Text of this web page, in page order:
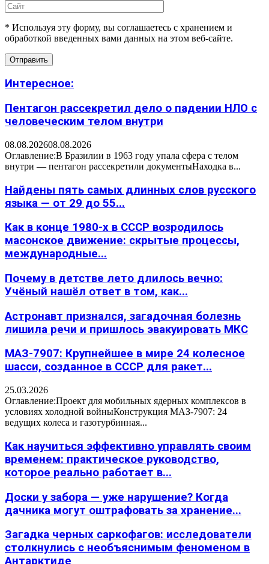
* Используя эту форму, вы соглашаетесь с хранением и
обработкой введенных вами данных на этом веб-сайте.
Интересное:
Пентагон рассекретил дело о падении НЛО с
человеческим телом внутри
08.08.202608.08.2026
Оглавление:В Бразилии в 1963 году упала сфера с телом
внутри — пентагон рассекретили документыНаходка в...
Найдены пять самых длинных слов русского
языка — от 29 до 55...
Как в конце 1980-х в СССР возродилось
масонское движение: скрытые процессы,
международные...
Почему в детстве лето длилось вечно:
Учёный нашёл ответ в том, как...
Астронавт признался, загадочная болезнь
лишила речи и пришлось эвакуировать МКС
МАЗ-7907: Крупнейшее в мире 24 колесное
шасси, созданное в СССР для ракет...
25.03.2026
Оглавление:Проект для мобильных ядерных комплексов в
условиях холодной войныКонструкция МАЗ-7907: 24
ведущих колеса и газотурбинная...
Как научиться эффективно управлять своим
временем: практическое руководство,
которое реально работает в...
Доски у забора — уже нарушение? Когда
дачника могут оштрафовать за хранение...
Загадка черных саркофагов: исследователи
столкнулись с необъяснимым феноменом в
Антарктиде